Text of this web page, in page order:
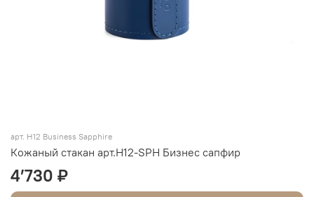
арт. Н12 Business Sapphire
Кожаный стакан арт.Н12-SPH Бизнес сапфир
4’730 ₽